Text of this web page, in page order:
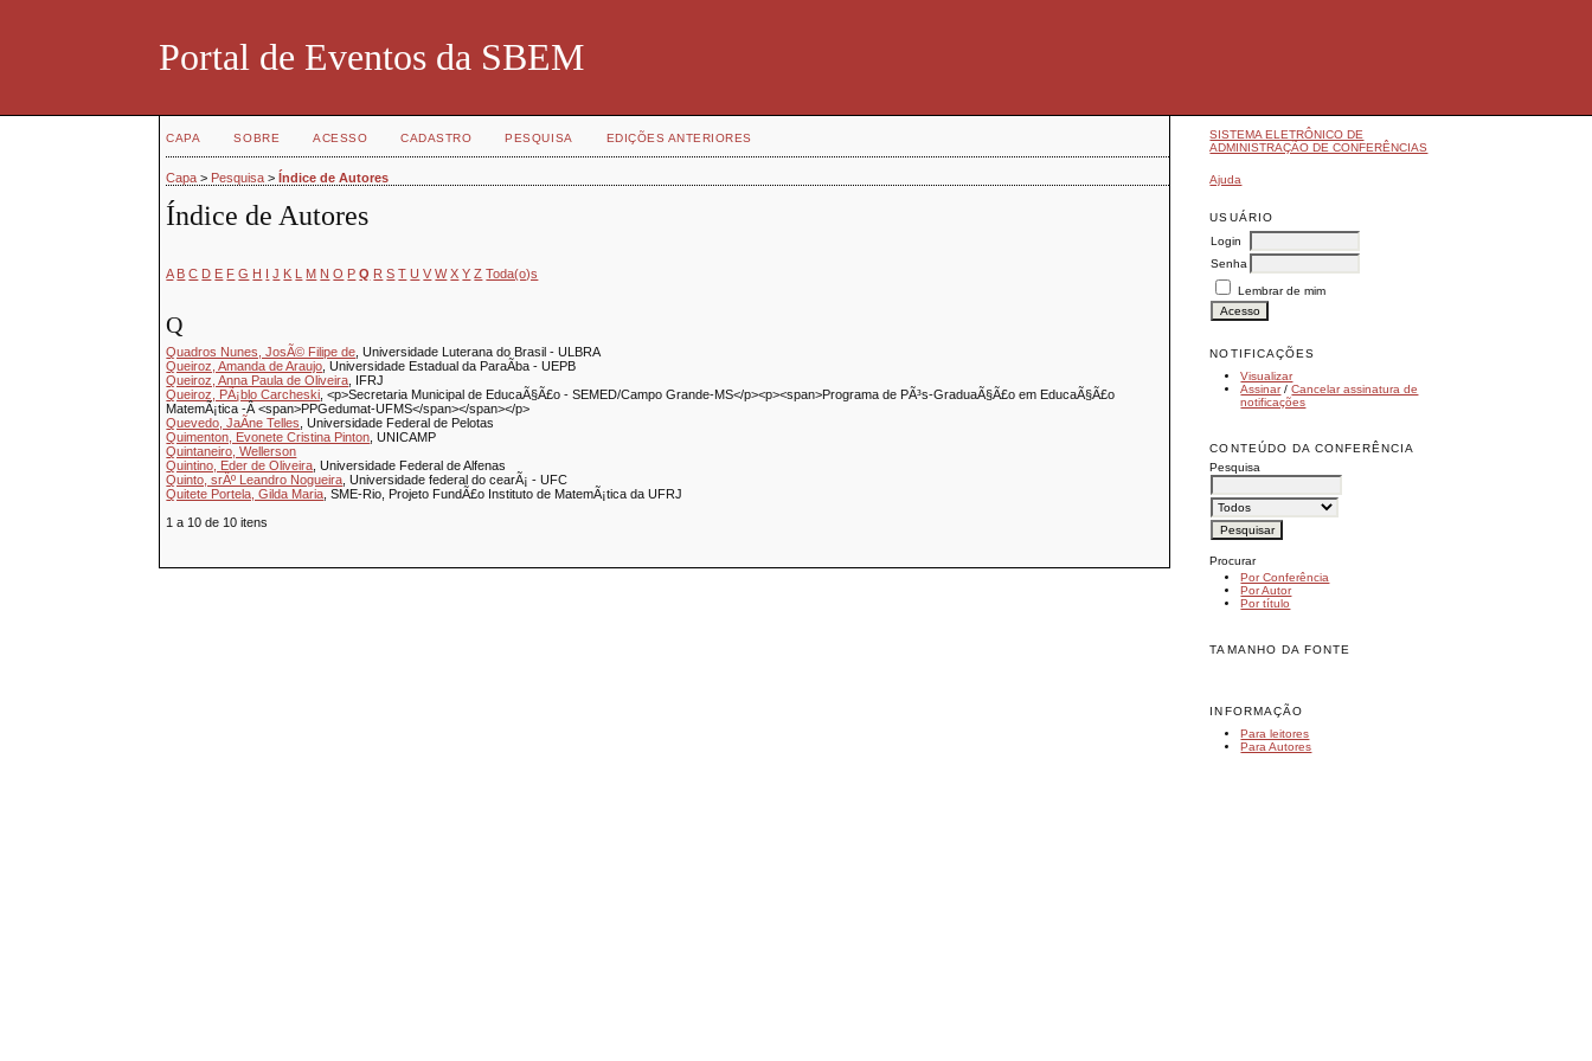
Portal de Eventos da SBEM
SISTEMA ELETRÔNICO DE
ADMINISTRAÇÃO DE CONFERÊNCIAS
Ajuda
USUÁRIO
Login
Senha
Lembrar de mim
NOTIFICAÇÕES
Visualizar
Assinar/Cancelar assinatura de
notificações
CONTEÚDO DA CONFERÊNCIA
Pesquisa
Procurar
Por Conferência
Por Autor
Por título
TAMANHO DA FONTE
INFORMAÇÃO
Para leitores
Para Autores
CAPA SOBRE ACESSO CADASTRO PESQUISA EDIÇÕES ANTERIORES
Capa > Pesquisa >Índice de Autores
Índice de Autores
A B C D E F G H I J K L M N O P Q R S T U V W X Y Z Toda(o)s
Q
Quadros Nunes, JosÃ© Filipe de , Universidade Luterana do Brasil - ULBRA
Queiroz, Amanda de Araujo , Universidade Estadual da ParaÃ­ba - UEPB
Queiroz, Anna Paula de Oliveira , IFRJ
Queiroz, PÃ¡blo Carcheski , <p>Secretaria Municipal de EducaÃ§Ã£o - SEMED/Campo Grande-MS</p><p><span>Programa de PÃ³s-GraduaÃ§Ã£o em EducaÃ§Ã£o
MatemÃ¡tica -Â <span>PPGedumat-UFMS</span></span></p>
Quevedo, JaÃ­ne Telles , Universidade Federal de Pelotas
Quimenton, Evonete Cristina Pinton , UNICAMP
Quintaneiro, Wellerson
Quintino, Eder de Oliveira , Universidade Federal de Alfenas
Quinto, srÂº Leandro Nogueira , Universidade federal do cearÃ¡ - UFC
Quitete Portela, Gilda Maria , SME-Rio, Projeto FundÃ£o Instituto de MatemÃ¡tica da UFRJ
1 a 10 de 10 itens